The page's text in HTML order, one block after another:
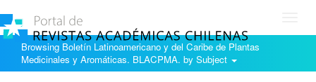
Browsing Boletín Latinoamericano y del Caribe de Plantas
Medicinales y Aromáticas. BLACPMA. by Subject